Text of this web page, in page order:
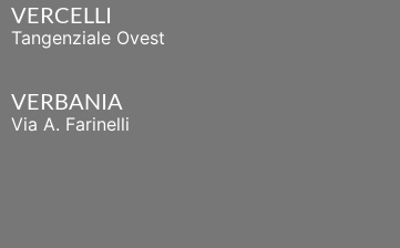
VERCELLI
Tangenziale Ovest
VERBANIA
Via A. Farinelli